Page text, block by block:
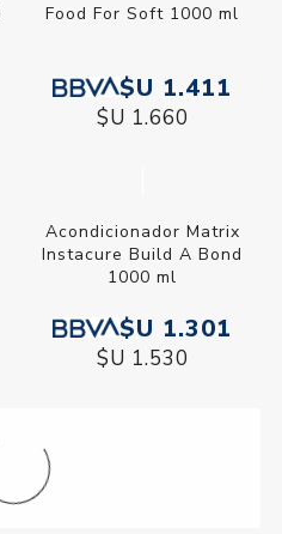
Food For Soft 1000 ml
$U 1.411
$U 1.660
Acondicionador Matrix
Instacure Build A Bond
1000 ml
$U 1.301
$U 1.530